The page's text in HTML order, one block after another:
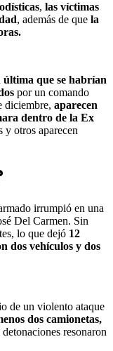
, las víctimas
, además de que la
última que se habrían
por un comando
diciembre, aparecen
dentro de la Ex
y otros aparecen
irrumpió en una
Del Carmen. Sin
lo que dejó 12
dos vehículos y dos
de un violento ataque
dos camionetas,
detonaciones resonaron